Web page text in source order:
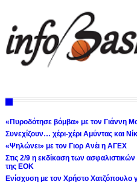
«Πυροδότησε βόμβα» με τον Γιάννη
Συνεχίζουν… χέρι-χέρι Αμύντας και
«Ψηλώνει» με τον Γιορ Ανέι η ΑΓΕΧ
Στις 2/9 η εκδίκαση των
της ΕΟΚ
Ενίσχυση με τον Χρήστο Χατζόπουλο